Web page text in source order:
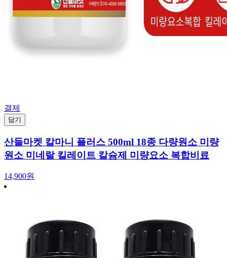
결제
담기
산들마켓 칼마니 플러스 500ml 18종 다량원소 미량
원소 미네랄 킬레이트 칼슘제 미량요소 복합비료
14,900원